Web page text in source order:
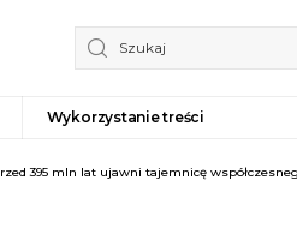
Wykorzystanie treści
395 mln lat ujawni tajemnicę